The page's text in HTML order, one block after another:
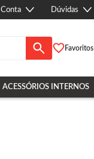
Conta Dúvidas
Favoritos
ACESSÓRIOS INTERNOS